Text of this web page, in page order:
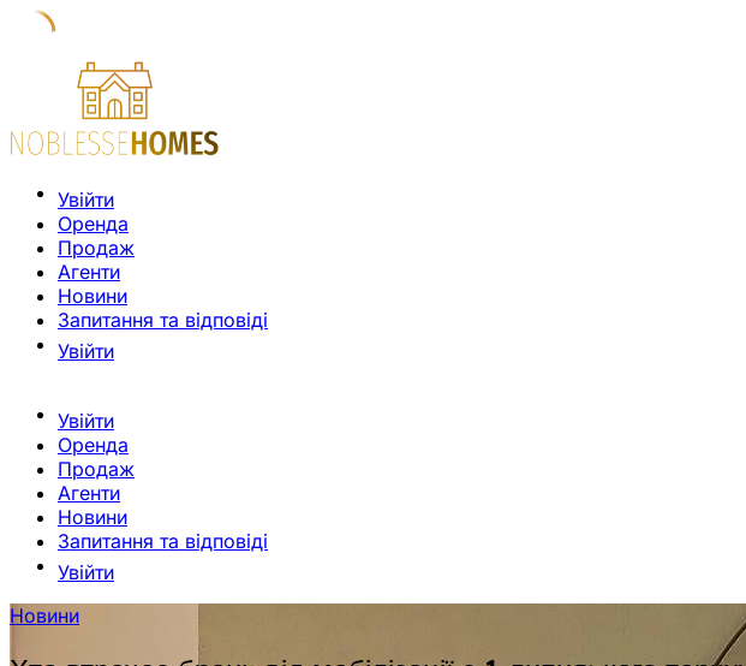
Увійти
Оренда
Продаж
Агенти
Новини
Запитання та відповіді
Увійти
Увійти
Оренда
Продаж
Агенти
Новини
Запитання та відповіді
Увійти
Новини